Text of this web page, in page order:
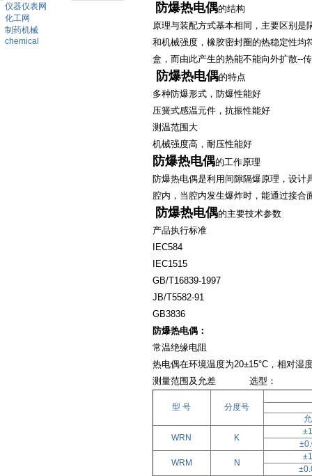
仪器仪表网
化工网
制药机械
chemical
防爆热电偶的结构
原理与装配方式基本相同，主要区别是
和机械强度，橡胶密封圈的热稳定性均
盒，而由此产生的热能不能向外扩散--
防爆热电偶的特点
多种防爆形式，防爆性能好
压簧式感温元件，抗振性能好
测温范围大
机械强度高，耐压性能好
防爆热电偶的工作原理
防爆热电偶是利用间隙隔爆原理，设
腔内，当腔内发生爆炸时，能通过接合
防爆热电偶的主要技术参数
产品执行标准
IEC584
IEC1515
GB/T16839-1997
JB/T5582-91
GB3836
防爆热电偶：
常温绝缘电阻
热电偶在环境温度为20±15°C，相对湿
测量范围及允差 选型：
型 号
分度号
WRN
K
WRM
N